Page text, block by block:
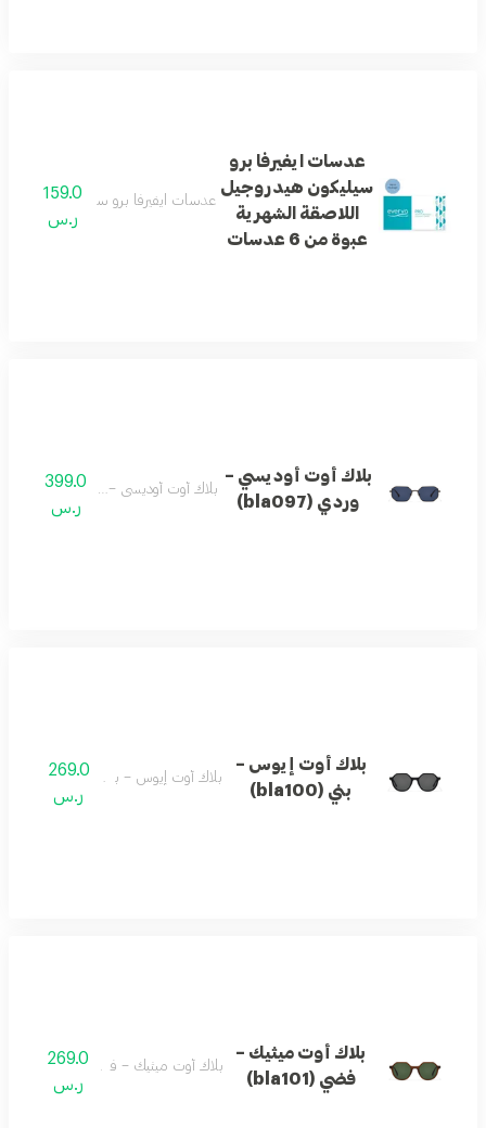
عدسات ايفيرفا برو
سيليكون هيدروجيل
اللاصقة الشهرية
عبوة من 6 عدسات
عدسات ايفيرفا برو سيليكون هيدروجيل
159.0
ر.س
بلاك أوت أوديسي –
وردي (bla097)
بلاك أوت أوديسي – وردي (bla097)399.0
ر.س
بلاك أوت إيوس –
بني (bla100)
بلاك أوت إيوس – بني (bla100)
269.0
ر.س
بلاك أوت ميثيك –
فضي (bla101)
بلاك أوت ميثيك – فضي (bla101)269.0
ر.س